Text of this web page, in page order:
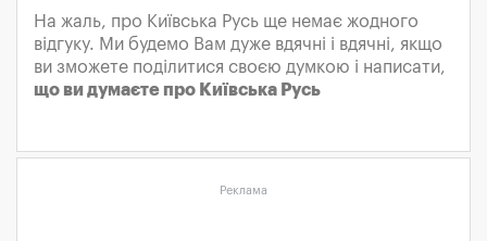
На жаль, про Київська Русь ще немає жодного
відгуку. Ми будемо Вам дуже вдячні і вдячні, якщо
ви зможете поділитися своєю думкою і написати,
що ви думаєте про Київська Русь
Реклама